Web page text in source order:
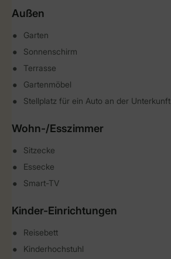
Außen
Garten
Sonnenschirm
Terrasse
Gartenmöbel
Stellplatz für ein Auto an der Unterkunft
Wohn-/Esszimmer
Sitzecke
Essecke
Smart-TV
Kinder-Einrichtungen
Reisebett
Kinderhochstuhl